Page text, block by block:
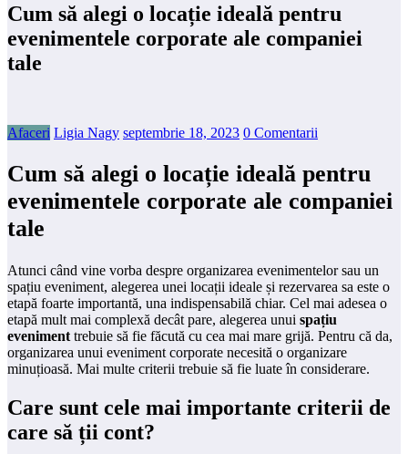
Cum să alegi o locație ideală pentru
evenimentele corporate ale companiei
tale
Afaceri Ligia Nagy septembrie 18, 2023 0 Comentarii
Cum să alegi o locație ideală pentru
evenimentele corporate ale companiei
tale
Atunci când vine vorba despre organizarea evenimentelor sau un
spațiu eveniment, alegerea unei locații ideale și rezervarea sa este o
etapă foarte importantă, una indispensabilă chiar. Cel mai adesea o
etapă mult mai complexă decât pare, alegerea unui spațiu
eveniment trebuie să fie făcută cu cea mai mare grijă. Pentru că da,
organizarea unui eveniment corporate necesită o organizare
minuțioasă. Mai multe criterii trebuie să fie luate în considerare.
Care sunt cele mai importante criterii de
care să ții cont?